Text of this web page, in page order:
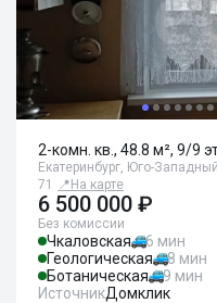
2-комн. кв., 48.8 м², 9/9
Екатеринбург, Юго-
71
📍 На карте
6 500 000 ₽
Без комиссии
Чкаловская
6 мин
Геологическая
8 мин
Ботаническая
9 мин
ИсточникДомклик